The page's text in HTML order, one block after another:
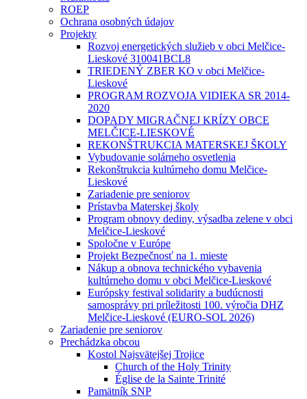
ROEP
Ochrana osobných údajov
Projekty
Rozvoj energetických služieb v obci Melčice-
Lieskové 310041BCL8
TRIEDENÝ ZBER KO v obci Melčice-
Lieskové
PROGRAM ROZVOJA VIDIEKA SR 2014-
2020
DOPADY MIGRAČNEJ KRÍZY OBCE
MELČICE-LIESKOVÉ
REKONŠTRUKCIA MATERSKEJ ŠKOLY
Vybudovanie solárneho osvetlenia
Rekonštrukcia kultúrneho domu Melčice-
Lieskové
Zariadenie pre seniorov
Prístavba Materskej školy
Program obnovy dediny, výsadba zelene v obci
Melčice-Lieskové
Spoločne v Európe
Projekt Bezpečnosť na 1. mieste
Nákup a obnova technického vybavenia
kultúrneho domu v obci Melčice-Lieskové
Európsky festival solidarity a budúcnosti
samosprávy pri príležitosti 100. výročia DHZ
Melčice-Lieskové (EURO-SOL 2026)
Zariadenie pre seniorov
Prechádzka obcou
Kostol Najsvätejšej Trojice
Church of the Holy Trinity
Église de la Sainte Trinité
Pamätník SNP